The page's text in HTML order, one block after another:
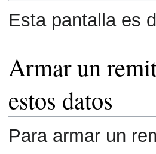
Esta pantalla es
Armar un
estos datos
Para armar un